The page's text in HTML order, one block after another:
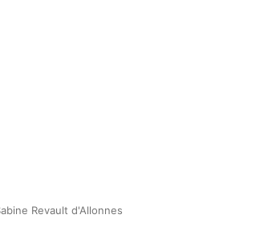
Revault d'Allonnes